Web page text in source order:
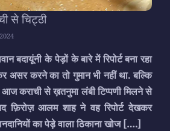
से चिट्ठी
बदायूंनी के पेड़ों के बारे में रिपोर्ट बना रहा
असर करने का तो गुमान भी नहीं था. बल्कि
आज कराची से ख़तनुमा लंबी टिप्पणी मिलने से
फ़िरोज़ आलम शाह ने वह रिपोर्ट देखकर
का पेड़े वाला ठिकाना खोज[….]